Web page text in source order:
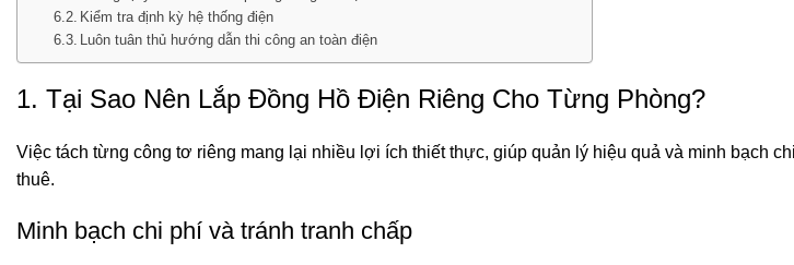
Kiểm tra định kỳ hệ thống điện
Luôn tuân thủ hướng dẫn thi công an toàn điện
1. Tại Sao Nên Lắp Đồng Hồ Điện Riêng Cho Từng Phòng?
Việc tách từng công tơ riêng mang lại nhiều lợi ích thiết thực, giúp quản lý hiệu quả và minh bạch
thuê.
Minh bạch chi phí và tránh tranh chấp